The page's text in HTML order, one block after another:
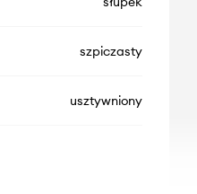
szpiczasty
usztywniony